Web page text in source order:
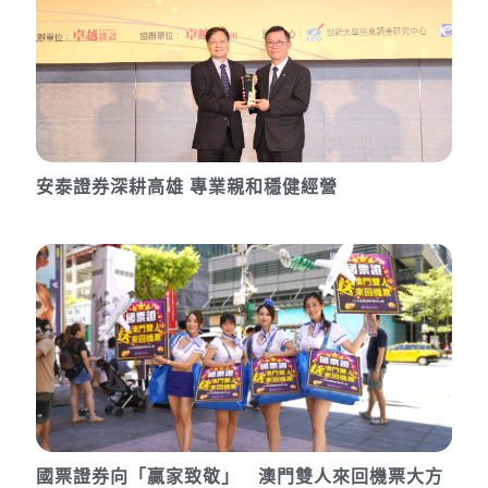
安泰證券深耕高雄 專業親和穩健經營
國票證券向「贏家致敬」 澳門雙人來回機票大方